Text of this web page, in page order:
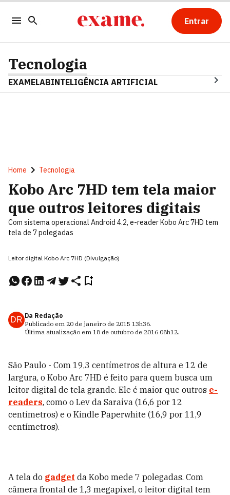
Entrar
Tecnologia
EXAMELABINTELIGÊNCIA ARTIFICIAL
Home Tecnologia
Kobo Arc 7HD tem tela maior
que outros leitores digitais
Com sistema operacional Android 4.2, e-reader Kobo Arc 7HD tem
tela de 7 polegadas
Leitor digital Kobo Arc 7HD (Divulgação)
DR Da Redação
Publicado em 20 de janeiro de 2015 13h36.
Última atualização em 18 de outubro de 2016 08h12.
São Paulo - Com 19,3 centímetros de altura e 12 de
largura, o Kobo Arc 7HD é feito para quem busca um
leitor digital de tela grande. Ele é maior que outros e-
readers, como o Lev da Saraiva (16,6 por 12
centímetros) e o Kindle Paperwhite (16,9 por 11,9
centímetros).
A tela do gadget da Kobo mede 7 polegadas. Com
câmera frontal de 1,3 megapixel, o leitor digital tem